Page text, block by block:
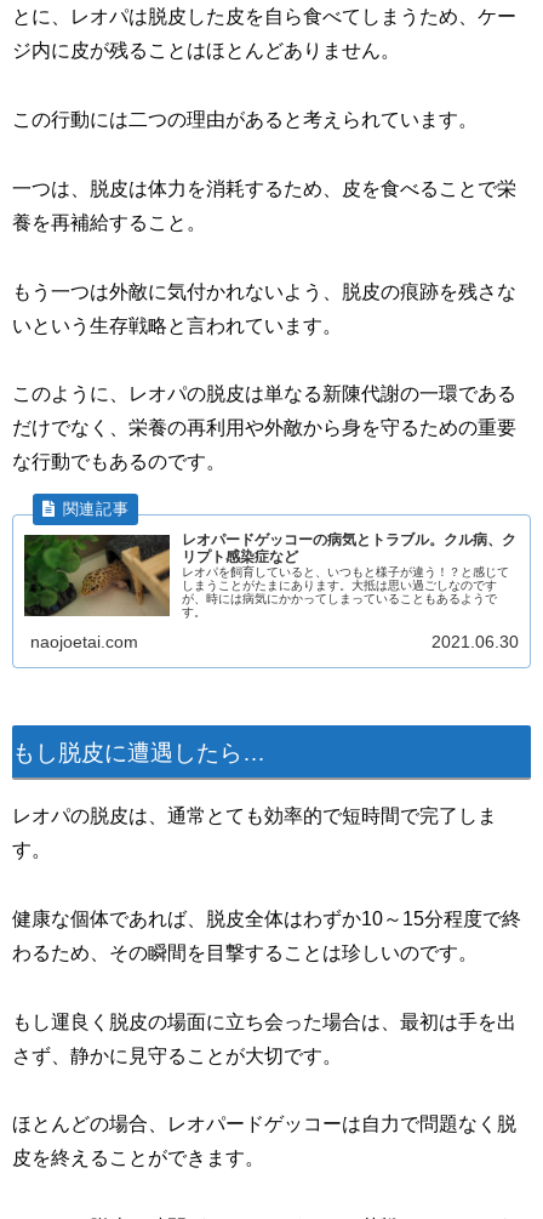
とに、レオパは脱皮した皮を自ら食べてしまうため、ケー
ジ内に皮が残ることはほとんどありません。
この行動には二つの理由があると考えられています。
一つは、脱皮は体力を消耗するため、皮を食べることで栄
養を再補給すること。
もう一つは外敵に気付かれないよう、脱皮の痕跡を残さな
いという生存戦略と言われています。
このように、レオパの脱皮は単なる新陳代謝の一環である
だけでなく、栄養の再利用や外敵から身を守るための重要
な行動でもあるのです。
レオパードゲッコーの病気とトラブル。クル病、ク
リプト感染症など
レオパを飼育していると、いつもと様子が違う！？と感じて
しまうことがたまにあります。大抵は思い過ごしなのです
が、時には病気にかかってしまっていることもあるようで
す。
naojoetai.com 2021.06.30
もし脱皮に遭遇したら…
レオパの脱皮は、通常とても効率的で短時間で完了しま
す。
健康な個体であれば、脱皮全体はわずか10～15分程度で終
わるため、その瞬間を目撃することは珍しいのです。
もし運良く脱皮の場面に立ち会った場合は、最初は手を出
さず、静かに見守ることが大切です。
ほとんどの場合、レオパードゲッコーは自力で問題なく脱
皮を終えることができます。